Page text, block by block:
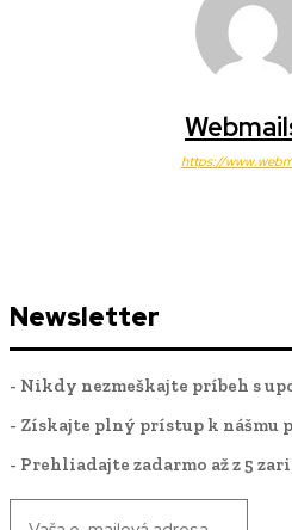
https://
Newsletter
- Nikdy nezmeškajte príbeh s
- Získajte plný prístup k nášmu
- Prehliadajte zadarmo až z 5